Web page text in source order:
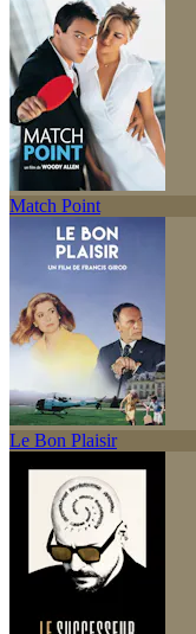
Match Point
Le Bon Plaisir